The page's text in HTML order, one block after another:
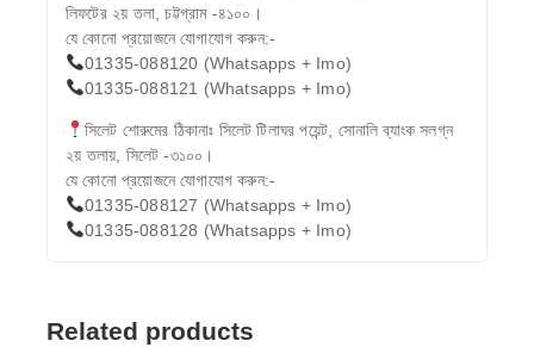
লিফটের ২য় তলা, চট্টগ্রাম -৪১০০।
যে কোনো প্রয়োজনে যোগাযোগ করুন:-
01335-088120 (Whatsapps + Imo)
01335-088121 (Whatsapps + Imo)
সিলেট শোরুমের ঠিকানাঃ সিলেট টিলাঘর পয়েন্ট, সোনালি ব্যাংক সলগ্ন
২য় তলায়, সিলেট -৩১০০।
যে কোনো প্রয়োজনে যোগাযোগ করুন:-
01335-088127 (Whatsapps + Imo)
01335-088128 (Whatsapps + Imo)
Related products